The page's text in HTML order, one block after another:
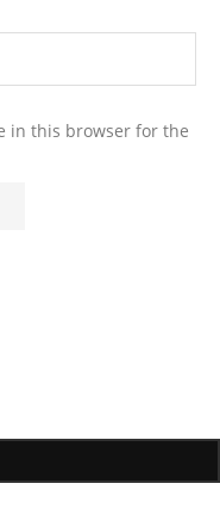
in this browser for the